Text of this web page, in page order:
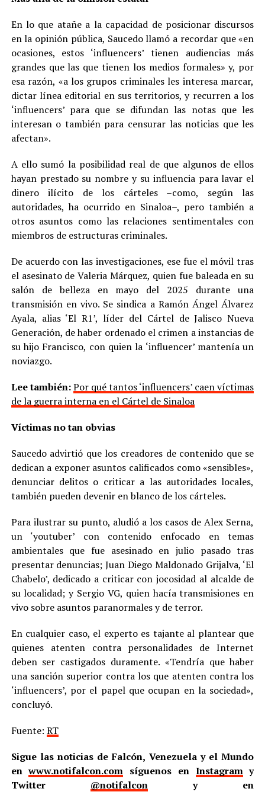
En lo que atañe a la capacidad de posicionar discursos
en la opinión pública, Saucedo llamó a recordar que «en
ocasiones, estos ‘influencers’ tienen audiencias más
grandes que las que tienen los medios formales» y, por
esa razón, «a los grupos criminales les interesa marcar,
dictar línea editorial en sus territorios, y recurren a los
‘influencers’ para que se difundan las notas que les
interesan o también para censurar las noticias que les
afectan».
A ello sumó la posibilidad real de que algunos de ellos
hayan prestado su nombre y su influencia para lavar el
dinero ilícito de los cárteles –como, según las
autoridades, ha ocurrido en Sinaloa–, pero también a
otros asuntos como las relaciones sentimentales con
miembros de estructuras criminales.
De acuerdo con las investigaciones, ese fue el móvil tras
el asesinato de Valeria Márquez, quien fue baleada en su
salón de belleza en mayo del 2025 durante una
transmisión en vivo. Se sindica a Ramón Ángel Álvarez
Ayala, alias ‘El R1’, líder del Cártel de Jalisco Nueva
Generación, de haber ordenado el crimen a instancias de
su hijo Francisco, con quien la ‘influencer’ mantenía un
noviazgo.
Lee también:Por qué tantos ‘influencers’ caen víctimas
de la guerra interna en el Cártel de Sinaloa
Víctimas no tan obvias
Saucedo advirtió que los creadores de contenido que se
dedican a exponer asuntos calificados como «sensibles»,
denunciar delitos o criticar a las autoridades locales,
también pueden devenir en blanco de los cárteles.
Para ilustrar su punto, aludió a los casos de Alex Serna,
un ‘youtuber’ con contenido enfocado en temas
ambientales que fue asesinado en julio pasado tras
presentar denuncias; Juan Diego Maldonado Grijalva, ‘El
Chabelo’, dedicado a criticar con jocosidad al alcalde de
su localidad; y Sergio VG, quien hacía transmisiones en
vivo sobre asuntos paranormales y de terror.
En cualquier caso, el experto es tajante al plantear que
quienes atenten contra personalidades de Internet
deben ser castigados duramente. «Tendría que haber
una sanción superior contra los que atenten contra los
‘influencers’, por el papel que ocupan en la sociedad»,
concluyó.
Fuente: RT
Sigue las noticias de Falcón, Venezuela y el Mundo
enwww.notifalcon.com síguenos en Instagramy
Twitter @notifalcony en